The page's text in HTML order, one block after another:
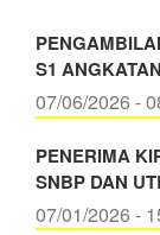
S1
07/06/2026 -
PENERIMA
SNBP DAN
07/01/2026 -